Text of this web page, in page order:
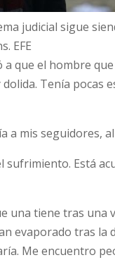
judicial sigue
EFE
que el hombre
Tenía pocas
a mis seguidores,
sufrimiento. Está
tiene tras una
evaporado tras la
Me encuentro